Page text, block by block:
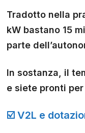
Tradotto nella
kW bastano 15
parte
In sostanza, il
e siete pronti
☑️ V2L e